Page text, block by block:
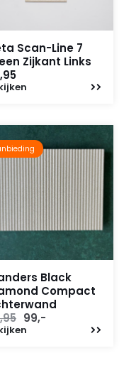
Scan-Line 7
Zijkant Links
Black
Compact
Oorspronkelijke
prijs
99,-